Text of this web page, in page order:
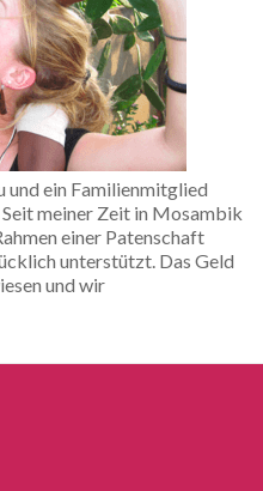
und ein Familienmitglied
meiner Zeit in Mosambik
einer Patenschaft
unterstützt. Das Geld
und wir